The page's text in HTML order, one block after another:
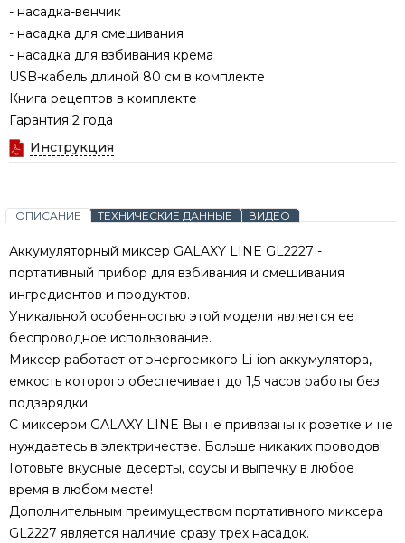
- насадка-венчик
- насадка для смешивания
- насадка для взбивания крема
USB-кабель длиной 80 см в комплекте
Книга рецептов в комплекте
Гарантия 2 года
Инструкция
ОПИСАНИЕ ТЕХНИЧЕСКИЕ ДАННЫЕ ВИДЕО
Аккумуляторный миксер GALAXY LINE GL2227 -
портативный прибор для взбивания и смешивания
ингредиентов и продуктов.
Уникальной особенностью этой модели является ее
беспроводное использование.
Миксер работает от энергоемкого Li-ion аккумулятора,
емкость которого обеспечивает до 1,5 часов работы без
подзарядки.
С миксером GALAXY LINE Вы не привязаны к розетке и не
нуждаетесь в электричестве. Больше никаких проводов!
Готовьте вкусные десерты, соусы и выпечку в любое
время в любом месте!
Дополнительным преимуществом портативного миксера
GL2227 является наличие сразу трех насадок.